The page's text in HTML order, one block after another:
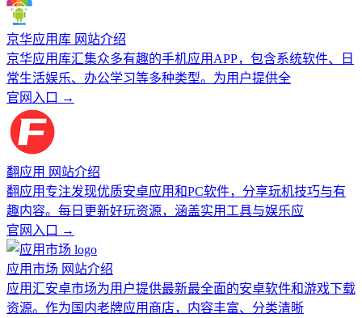
京华应用库 网站介绍
京华应用库汇集众多有趣的手机应用APP，包含系统软件、日
常生活娱乐、办公学习等多种类型。为用户提供全
官网入口 →
翻应用 网站介绍
翻应用专注发现优质安卓应用和PC软件，分享玩机技巧与有
趣内容。每日更新好玩资源，涵盖实用工具与娱乐应
官网入口 →
应用市场 网站介绍
应用汇安卓市场为用户提供最新最全面的安卓软件和游戏下载
资源。作为国内老牌应用商店，内容丰富、分类清晰